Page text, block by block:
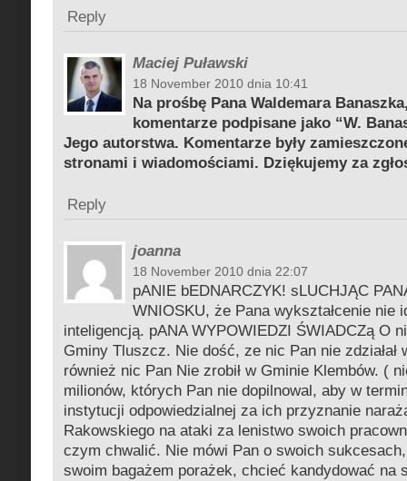
Reply
Maciej Puławski
18 November 2010 dnia 10:41
Na prośbę Pana Waldemara
komentarze podpisane jako “W.
Jego autorstwa. Komentarze były
stronami i wiadomościami. Dziękujemy za
Reply
joanna
18 November 2010 dnia 22:07
pANIE bEDNARCZYK! sLUCHJĄC
WNIOSKU, że Pana wykształcenie nie
inteligencją. pANA WYPOWIEDZI ŚWIADCZą O
Gminy Tluszcz. Nie dość, ze nic Pan nie zdziałał
również nic Pan Nie zrobił w Gminie Klembów. (
milionów, których Pan nie dopilnowal, aby w
instytucji odpowiedzialnej za ich przyznanie
Rakowskiego na ataki za lenistwo swoich
czym chwalić. Nie mówi Pan o swoich
swoim bagażem porażek, chcieć kandydować na